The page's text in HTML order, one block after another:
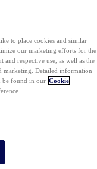
to place cookies and similar
our marketing efforts for the
and respective use, as well as the
marketing. Detailed information
be found in our Cookie